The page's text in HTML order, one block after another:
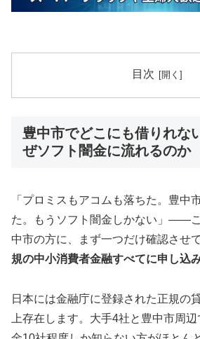
目次
豊中市でどこにも借りれな
ぜソフト闇金に流れるのか
「プロミスもアコムも落ちた。豊中
た。もうソフト闇金しかない」——
中市の方に、まず一つだけ確認させ
規の中小消費者金融すべてに申し込
日本には金融庁に登録された正規の
上存在します。大手4社と豊中市周